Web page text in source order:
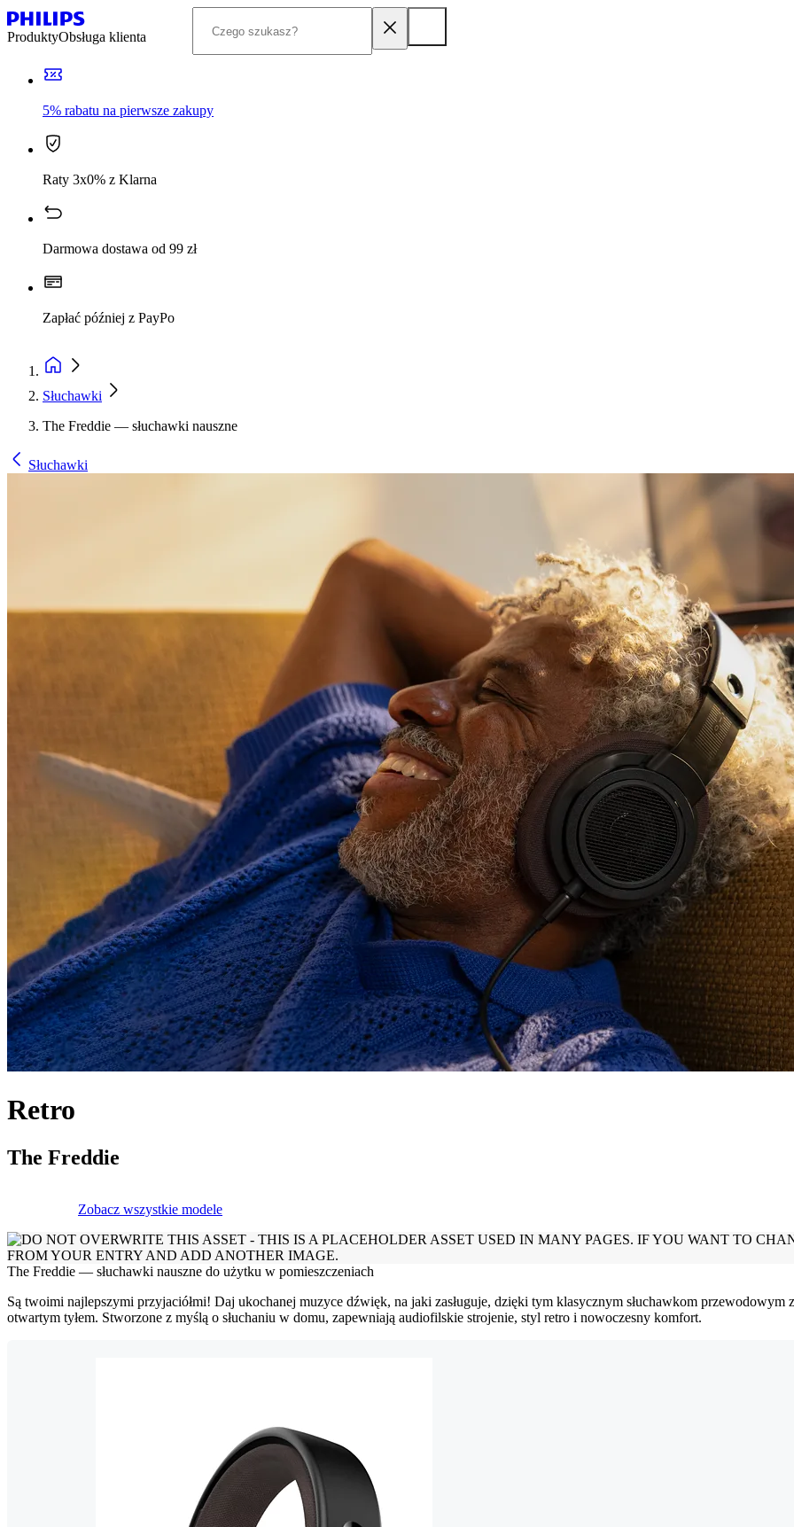
ProduktyObsługa klienta
5% rabatu na pierwsze zakupy
Raty 3x0% z Klarna
Darmowa dostawa od 99 zł
Zapłać później z PayPo
Słuchawki
The Freddie — słuchawki nauszne
Słuchawki
Retro
The Freddie
Zobacz wszystkie modele
The Freddie — słuchawki nauszne do użytku w pomieszczeniach
Są twoimi najlepszymi przyjaciółmi! Daj ukochanej muzyce dźwięk, na jaki zasługuje, dzięki tym klasycznym słuchawkom przewodowym z
otwartym tyłem. Stworzone z myślą o słuchaniu w domu, zapewniają audiofilskie strojenie, styl retro i nowoczesny komfort.